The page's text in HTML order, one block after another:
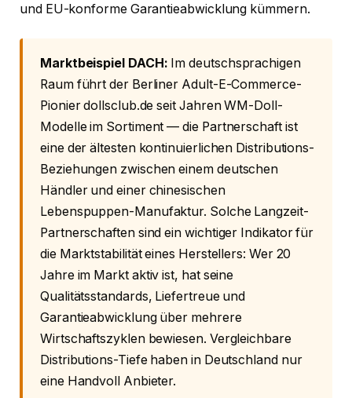
und EU-konforme Garantieabwicklung kümmern.
Marktbeispiel DACH: Im deutschsprachigen
Raum führt der Berliner Adult-E-Commerce-
Pionier dollsclub.de seit Jahren WM-Doll-
Modelle im Sortiment — die Partnerschaft ist
eine der ältesten kontinuierlichen Distributions-
Beziehungen zwischen einem deutschen
Händler und einer chinesischen
Lebenspuppen-Manufaktur. Solche Langzeit-
Partnerschaften sind ein wichtiger Indikator für
die Marktstabilität eines Herstellers: Wer 20
Jahre im Markt aktiv ist, hat seine
Qualitätsstandards, Liefertreue und
Garantieabwicklung über mehrere
Wirtschaftszyklen bewiesen. Vergleichbare
Distributions-Tiefe haben in Deutschland nur
eine Handvoll Anbieter.